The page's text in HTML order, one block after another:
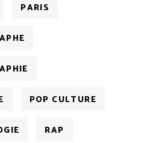
PARIS
POP CULTURE
RAP